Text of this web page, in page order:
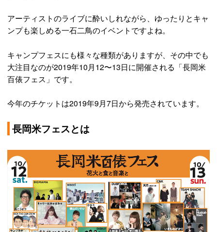
アーティストのライブに酔いしれながら、ゆったりとキャ
ンプも楽しめる一石二鳥のイベントですよね。
キャンプフェスにも様々な種類がありますが、その中でも
大注目なのが2019年10月12〜13日に開催される「長岡米
百俵フェス」です。
今年のチケットは2019年9月7日から発売されています。
長岡米フェスとは